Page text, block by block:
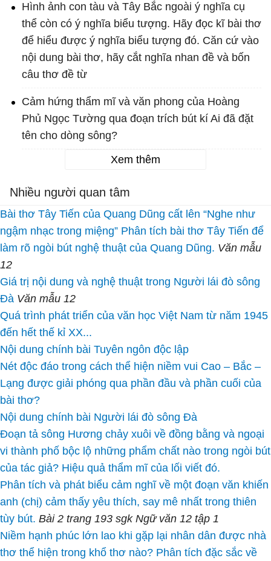
Hình ảnh con tàu và Tây Bắc ngoài ý nghĩa cụ
thể còn có ý nghĩa biểu tượng. Hãy đọc kĩ bài thơ
để hiểu được ý nghĩa biểu tượng đó. Căn cứ vào
nội dung bài thơ, hãy cắt nghĩa nhan đề và bốn
câu thơ đề từ
Cảm hứng thẩm mĩ và văn phong của Hoàng
Phủ Ngọc Tường qua đoạn trích bút kí Ai đã đặt
tên cho dòng sông?
Xem thêm
Nhiều người quan tâm
Bài thơ Tây Tiến của Quang Dũng cất lên “Nghe như
ngậm nhạc trong miệng” Phân tích bài thơ Tây Tiến để
làm rõ ngòi bút nghệ thuật của Quang Dũng. Văn mẫu
12
Giá trị nội dung và nghệ thuật trong Người lái đò sông
Đà Văn mẫu 12
Quá trình phát triển của văn học Việt Nam từ năm 1945
đến hết thế kỉ XX...
Nội dung chính bài Tuyên ngôn độc lập
Nét độc đáo trong cách thể hiện niềm vui Cao – Bắc –
Lạng được giải phóng qua phần đầu và phần cuối của
bài thơ?
Nội dung chính bài Người lái đò sông Đà
Đoạn tả sông Hương chảy xuôi về đồng bằng và ngoại
vi thành phố bộc lộ những phẩm chất nào trong ngòi bút
của tác giả? Hiệu quả thẩm mĩ của lối viết đó.
Phân tích và phát biểu cảm nghĩ về một đoạn văn khiến
anh (chị) cảm thấy yêu thích, say mê nhất trong thiên
tùy bút. Bài 2 trang 193 sgk Ngữ văn 12 tập 1
Niềm hạnh phúc lớn lao khi gặp lại nhân dân được nhà
thơ thể hiện trong khổ thơ nào? Phân tích đặc sắc về